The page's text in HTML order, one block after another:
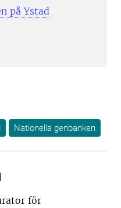
på Ystad
Nationella genbanken
för